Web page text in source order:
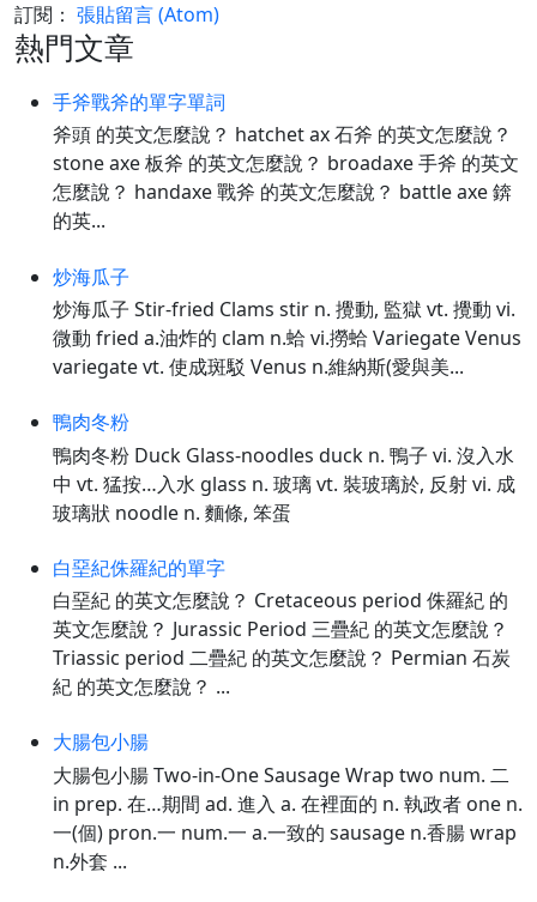
訂閱： 張貼留言 (Atom)
熱門文章
手斧戰斧的單字單詞
斧頭 的英文怎麼說？ hatchet ax 石斧 的英文怎麼說？
stone axe 板斧 的英文怎麼說？ broadaxe 手斧 的英文
怎麼說？ handaxe 戰斧 的英文怎麼說？ battle axe 錛
的英...
炒海瓜子
炒海瓜子 Stir-fried Clams stir n. 攪動, 監獄 vt. 攪動 vi.
微動 fried a.油炸的 clam n.蛤 vi.撈蛤 Variegate Venus
variegate vt. 使成斑駁 Venus n.維納斯(愛與美...
鴨肉冬粉
鴨肉冬粉 Duck Glass-noodles duck n. 鴨子 vi. 沒入水
中 vt. 猛按…入水 glass n. 玻璃 vt. 裝玻璃於, 反射 vi. 成
玻璃狀 noodle n. 麵條, 笨蛋
白堊紀侏羅紀的單字
白堊紀 的英文怎麼說？ Cretaceous period 侏羅紀 的
英文怎麼說？ Jurassic Period 三疊紀 的英文怎麼說？
Triassic period 二疊紀 的英文怎麼說？ Permian 石炭
紀 的英文怎麼說？ ...
大腸包小腸
大腸包小腸 Two-in-One Sausage Wrap two num. 二
in prep. 在…期間 ad. 進入 a. 在裡面的 n. 執政者 one n.
一(個) pron.一 num.一 a.一致的 sausage n.香腸 wrap
n.外套 ...